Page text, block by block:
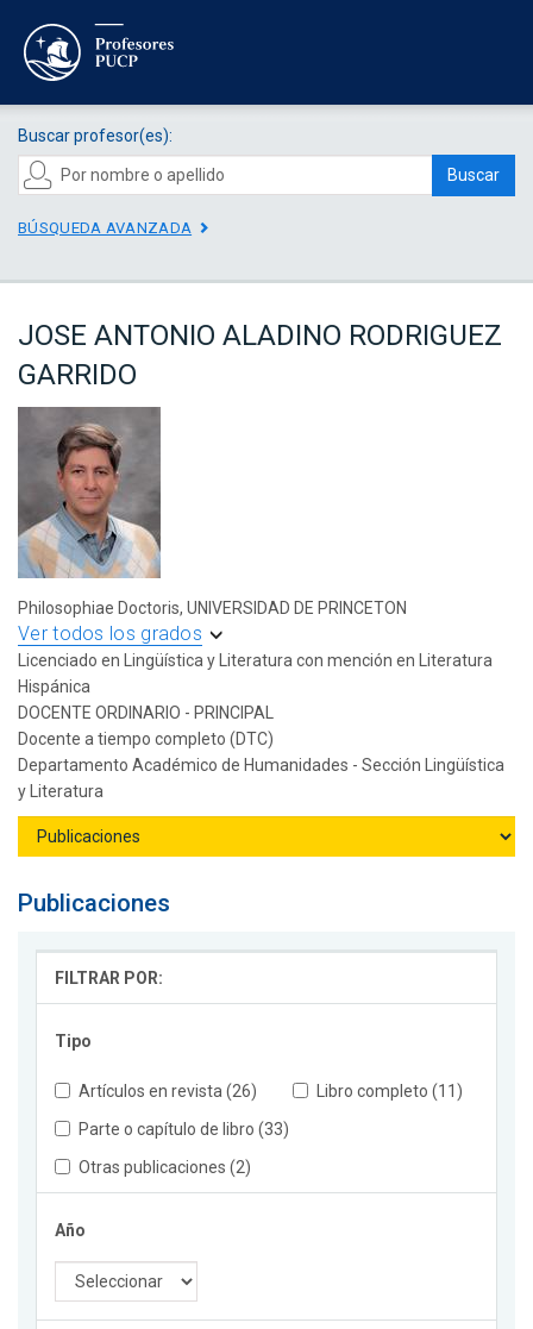
Buscar profesor(es):
Buscar
BÚSQUEDA AVANZADA
JOSE ANTONIO ALADINO RODRIGUEZ
GARRIDO
Philosophiae Doctoris, UNIVERSIDAD DE PRINCETON
Ver todos los grados
Licenciado en Lingüística y Literatura con mención en Literatura
Hispánica
DOCENTE ORDINARIO - PRINCIPAL
Docente a tiempo completo (DTC)
Departamento Académico de Humanidades - Sección Lingüística
y Literatura
Publicaciones
FILTRAR POR:
Tipo
Artículos en revista (26)
Libro completo (11)
Parte o capítulo de libro (33)
Otras publicaciones (2)
Año